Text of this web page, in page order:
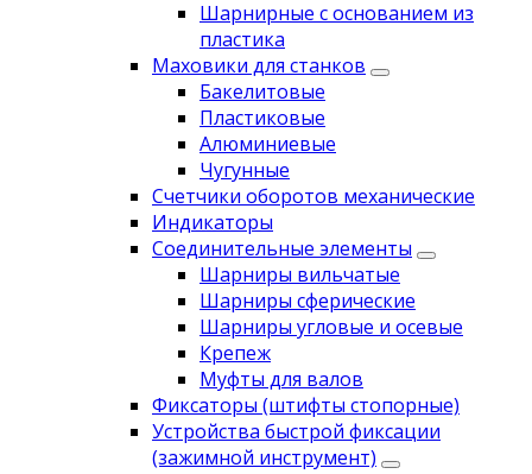
Шарнирные с основанием из
пластика
Маховики для станков
Бакелитовые
Пластиковые
Алюминиевые
Чугунные
Счетчики оборотов механические
Индикаторы
Соединительные элементы
Шарниры вильчатые
Шарниры сферические
Шарниры угловые и осевые
Крепеж
Муфты для валов
Фиксаторы (штифты стопорные)
Устройства быстрой фиксации
(зажимной инструмент)